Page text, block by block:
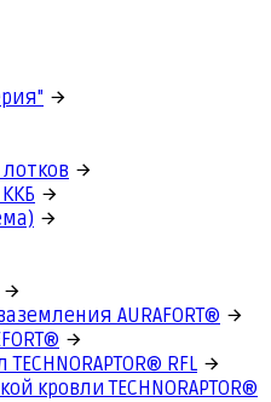
AURAFORT®
RFL
кровли TECHNORAPTOR®